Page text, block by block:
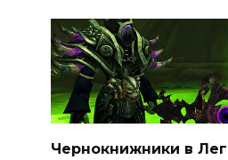
Чернокнижники в